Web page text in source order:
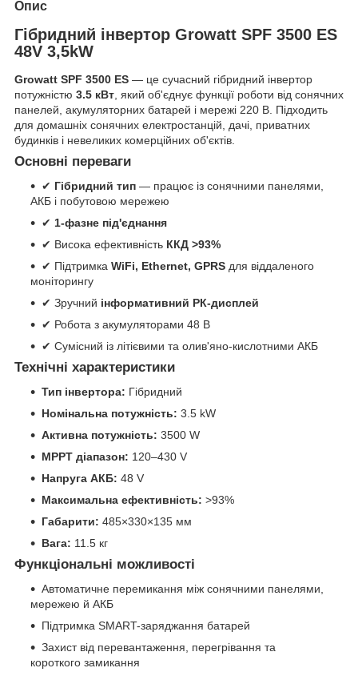
Опис
Гібридний інвертор Growatt SPF 3500 ES
48V 3,5kW
Growatt SPF 3500 ES — це сучасний гібридний інвертор
потужністю 3.5 кВт, який об'єднує функції роботи від сонячних
панелей, акумуляторних батарей і мережі 220 В. Підходить
для домашніх сонячних електростанцій, дачі, приватних
будинків і невеликих комерційних об'єктів.
Основні переваги
✔ Гібридний тип — працює із сонячними панелями,
АКБ і побутовою мережею
✔ 1-фазне під'єднання
✔ Висока ефективність ККД >93%
✔ Підтримка WiFi, Ethernet, GPRS для віддаленого
моніторингу
✔ Зручний інформативний РК-дисплей
✔ Робота з акумуляторами 48 В
✔ Сумісний із літієвими та олив'яно-кислотними АКБ
Технічні характеристики
Тип інвертора: Гібридний
Номінальна потужність: 3.5 kW
Активна потужність: 3500 W
MPPT діапазон: 120–430 V
Напруга АКБ: 48 V
Максимальна ефективність: >93%
Габарити: 485×330×135 мм
Вага: 11.5 кг
Функціональні можливості
Автоматичне перемикання між сонячними панелями,
мережею й АКБ
Підтримка SMART-заряджання батарей
Захист від перевантаження, перегрівання та
короткого замикання